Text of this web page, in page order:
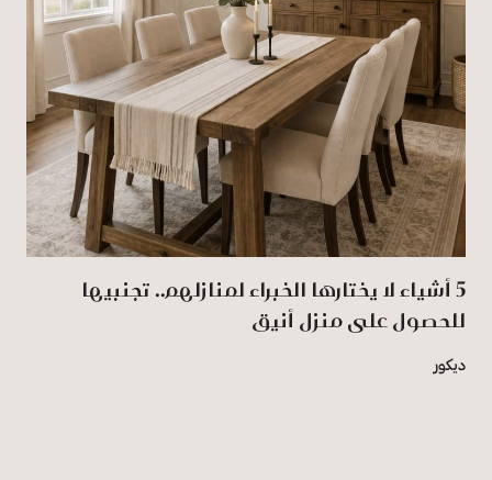
5 أشياء لا يختارها الخبراء لمنازلهم.. تجنبيها
للحصول على منزل أنيق
ديكور